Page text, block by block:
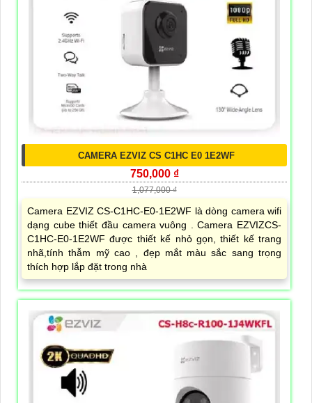
CAMERA EZVIZ CS C1HC E0 1E2WF
750,000 ₫
1,077,000 ₫
Camera EZVIZ CS-C1HC-E0-1E2WF là dòng camera wifi
dạng cube thiết đầu camera vuông . Camera EZVIZCS-
C1HC-E0-1E2WF được thiết kế nhỏ gọn, thiết kế trang
nhã,tính thẫm mỹ cao , đẹp mắt màu sắc sang trọng
thích hợp lắp đặt trong nhà